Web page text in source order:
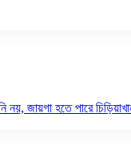
জায়গা হতে পারে